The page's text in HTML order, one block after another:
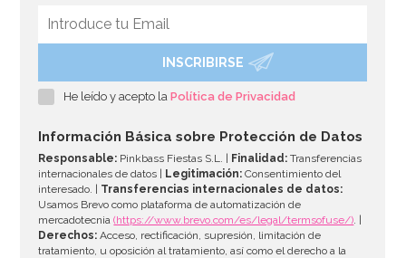
Pegamento Comestible 25 gr - Rainbow Dust
AÑADIR
INSCRIBIRSE
He leído y acepto laPolítica de Privacidad
Información Básica sobre Protección de Datos
Responsable: Pinkbass Fiestas S.L. | Finalidad: Transferencias
internacionales de datos |
Legitimación: Consentimiento del
interesado. | Transferencias internacionales de datos:
Usamos Brevo como plataforma de automatización de
mercadotecnia(https://www.brevo.com/es/legal/termsofuse/). |
Derechos: Acceso, rectificación, supresión, limitación de
tratamiento, u oposición al tratamiento, así como el derecho a la